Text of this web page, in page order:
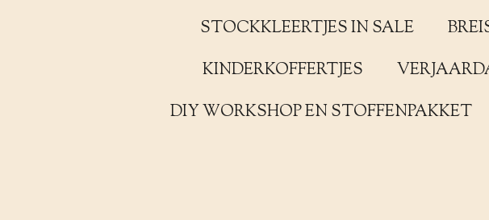
STOCKKLEERTJES IN SALE
KINDERKOFFERTJES
DIY WORKSHOP EN STOFFENPAKKET